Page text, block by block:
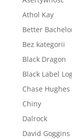
Athol Kay
Better
Bez kategorii
Black Dragon
Black Label
Chase Hughes
Chiny
Dalrock
David Goggins